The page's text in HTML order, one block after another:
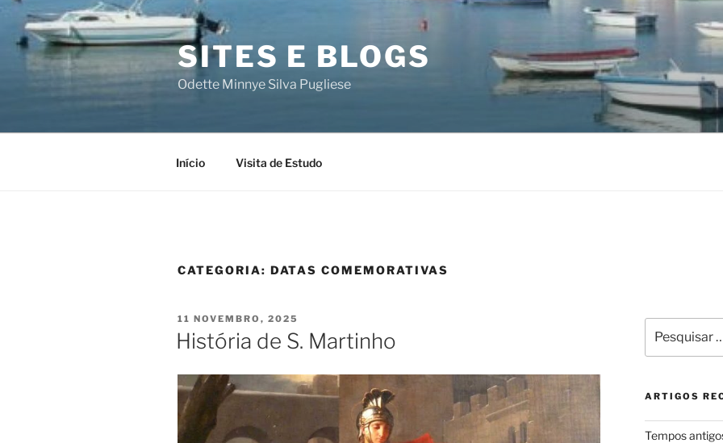
Saltar
para
conteúdo
SITES E BLOGS
Odette Minnye Silva Pugliese
Início Visita de Estudo
CATEGORIA: DATAS COMEMORATIVAS
PUBLICADO
EM
11 NOVEMBRO, 2025
História de S. Martinho
por:
ARTIGOS
Tempos